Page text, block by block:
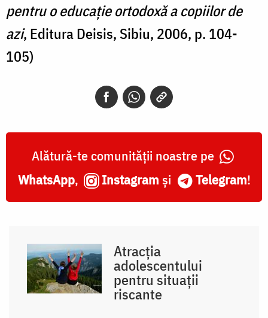
pentru o educație ortodoxă a copiilor de
azi, Editura Deisis, Sibiu, 2006, p. 104-
105)
Alătură-te comunității noastre pe
WhatsApp, Instagram și Telegram!
Atracția
adolescentului
pentru situații
riscante